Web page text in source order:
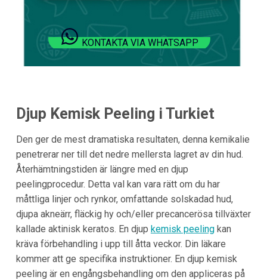
KONTAKTA VIA WHATSAPP
Djup Kemisk Peeling i Turkiet
Den ger de mest dramatiska resultaten, denna kemikalie
penetrerar ner till det nedre mellersta lagret av din hud.
Återhämtningstiden är längre med en djup
peelingprocedur. Detta val kan vara rätt om du har
måttliga linjer och rynkor, omfattande solskadad hud,
djupa akneärr, fläckig hy och/eller precancerösa tillväxter
kallade aktinisk keratos. En djup kemisk peelingkan
kräva förbehandling i upp till åtta veckor. Din läkare
kommer att ge specifika instruktioner. En djup kemisk
peeling är en engångsbehandling om den appliceras på